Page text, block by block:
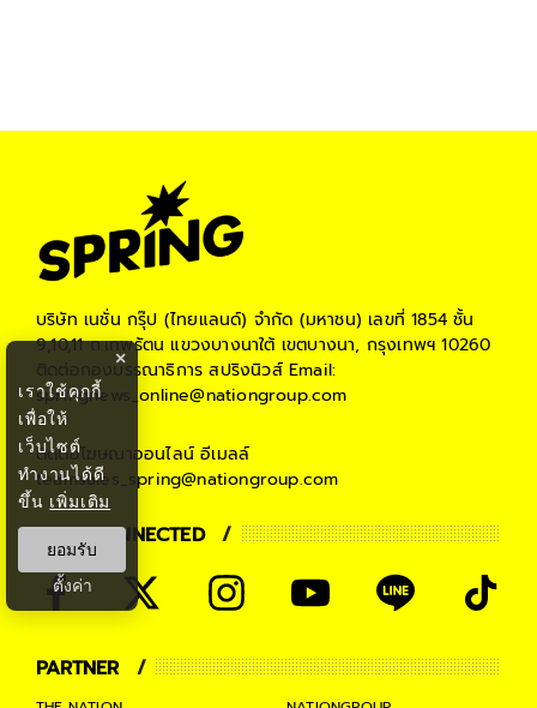
บริษัท เนชั่น กรุ๊ป (ไทยแลนด์) จำกัด (มหาชน) เลขที่ 1854 ชั้น
9,10,11 ถ.เทพรัตน แขวงบางนาใต้ เขตบางนา, กรุงเทพฯ 10260
ติดต่อกองบรรณาธิการ สปริงนิวส์Email:
springnews_online@nationgroup.com
ติดต่อโฆษณาออนไลน์ อีเมลล์
teamsales_spring@nationgroup.com
STAY CONNECTED
PARTNER
×
เราใช้คุกกี้
เพื่อให้
เว็บไซต์
ทำงานได้ดี
ขึ้น เพิ่มเติม
ยอมรับ
ตั้งค่า